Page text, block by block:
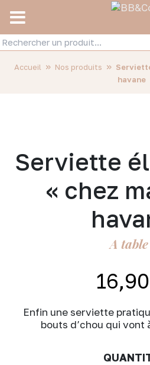
Accueil » Nos produits »
havane
Serviette
« chez
A
16,90
Enfin une serviette
bouts d’chou qui vont